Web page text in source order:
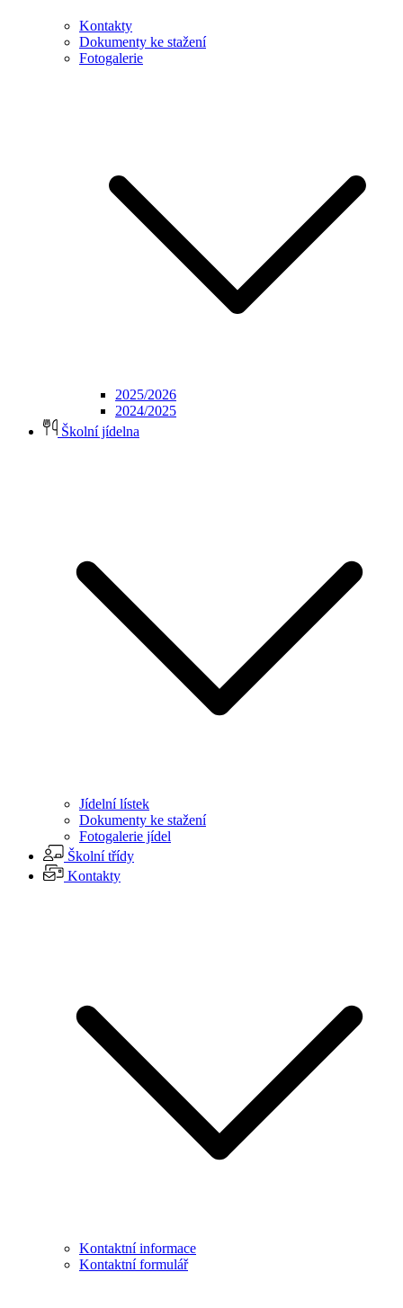
Kontakty
Dokumenty ke stažení
Fotogalerie
2025/2026
2024/2025
Školní jídelna
Jídelní lístek
Dokumenty ke stažení
Fotogalerie jídel
Školní třídy
Kontakty
Kontaktní informace
Kontaktní formulář